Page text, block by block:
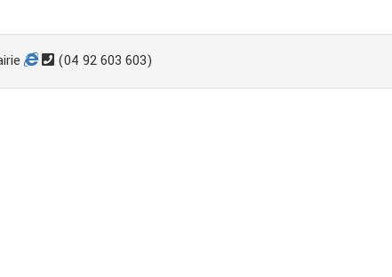
(04 92 603 603)